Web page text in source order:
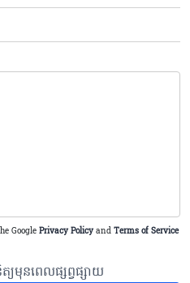
Google Privacy Policy and Terms of Service
មុនពេលផ្សព្វផ្សាយ